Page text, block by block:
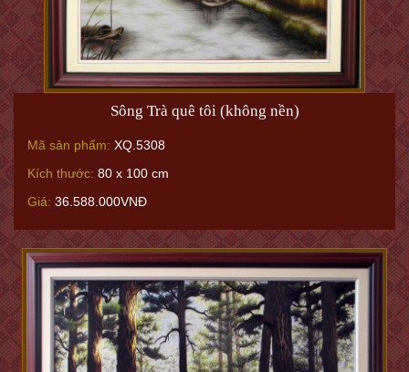
Sông Trà quê tôi (không nền)
Mã sản phẩm: XQ.5308
Kích thước: 80 x 100 cm
Giá: 36.588.000VNĐ